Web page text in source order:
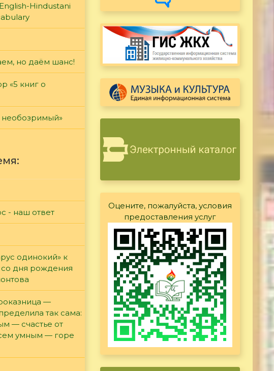
Hindustani
но даём шанс!
«5 книг о
- наш ответ
одинокий» к
дня рождения
—
так сама:
— счастье от
умным — горе
Оцените, пожалуйста, условия
предоставления услуг